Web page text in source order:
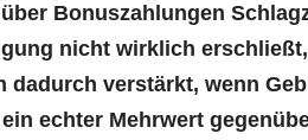
Bonus­zah­lun­gen
nicht wirk­lich
dadurch ver­stärkt, wenn
ech­ter Mehr­wert